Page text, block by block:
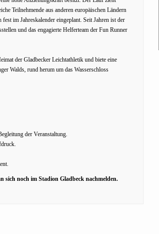
Teilnehmende aus anderen europäischen Ländern
im Jahreskalender eingeplant. Seit Jahren ist der
und das engagierte Helferteam der Fun Runner
der Gladbecker Leichtathletik und biete eine
Walds, rund herum um das Wasserschloss
der Veranstaltung.
sich noch im Stadion Gladbeck nachmelden.